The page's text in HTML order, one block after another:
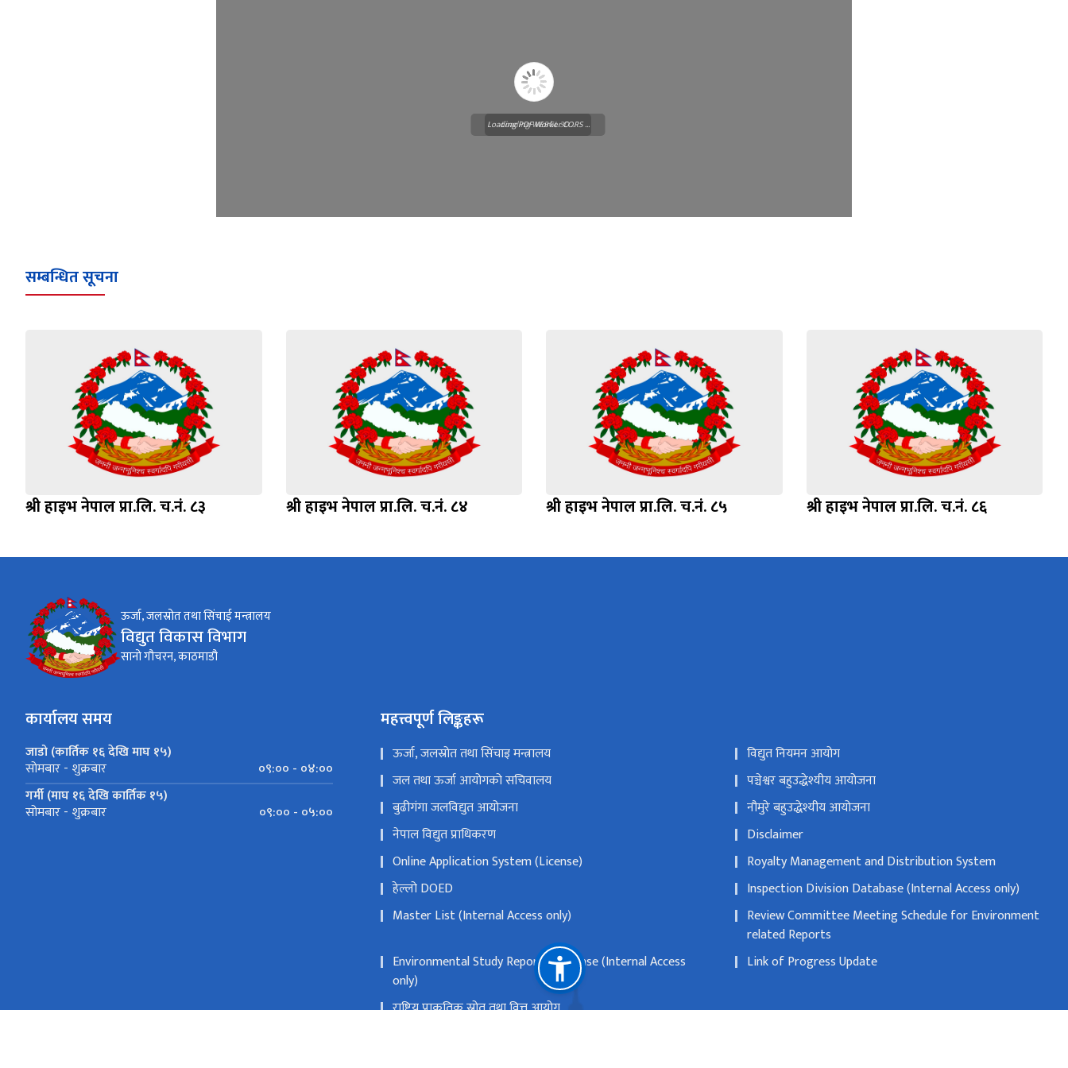
Loading WEBGL 3D ...
Loading PDF Worker CORS ...
सम्बन्धित सूचना
श्री हाइभ नेपाल प्रा.लि. च.नं. ८३ श्री हाइभ नेपाल प्रा.लि. च.नं. ८४ श्री हाइभ नेपाल प्रा.लि. च.नं. ८५ श्री हाइभ नेपाल प्रा.लि. च.नं. ८६
ऊर्जा, जलस्रोत तथा सिंचाई मन्त्रालय
विद्युत विकास विभाग
सानो गौचरन, काठमाडौ
कार्यालय समय
जाडो (कार्तिक १६ देखि माघ १५)
सोमबार - शुक्रबार
०९:०० - ०४:००
गर्मी (माघ १६ देखि कार्तिक १५)
सोमबार - शुक्रबार ०९:०० - ०५:००
महत्त्वपूर्ण लिङ्कहरू
ऊर्जा, जलस्रोत तथा सिंचाइ मन्त्रालय
विद्युत नियमन आयोग
जल तथा ऊर्जा आयोगको सचिवालय
पञ्चेश्वर बहुउद्धेश्यीय आयोजना
बुढीगंगा जलविद्युत आयोजना
नौमुरे बहुउद्धेश्यीय आयोजना
नेपाल विद्युत प्राधिकरण
Disclaimer
Online Application System (License)
Royalty Management and Distribution System
हेल्लो DOED
Inspection Division Database (Internal Access only)
Master List (Internal Access only)
Review Committee Meeting Schedule for Environment
related Reports
Environmental Study Report Database (Internal Access
only)
Link of Progress Update
राष्ट्रिय प्राकृतिक स्रोत तथा वित्त आयोग